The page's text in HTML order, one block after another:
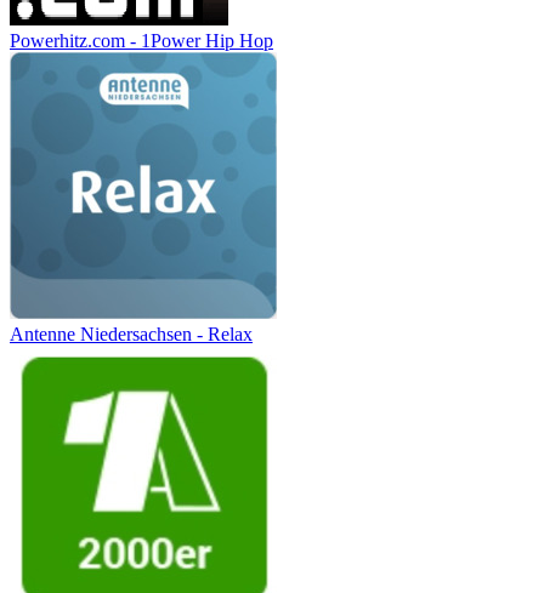
Powerhitz.com - 1Power Hip Hop
Antenne Niedersachsen - Relax